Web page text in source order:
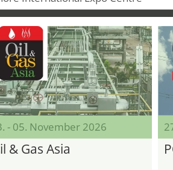
- 05. November 2026
& Gas Asia